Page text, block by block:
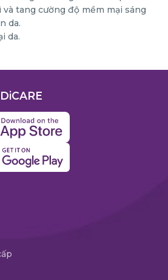
tang cường độ mềm mại sáng
da.
da.